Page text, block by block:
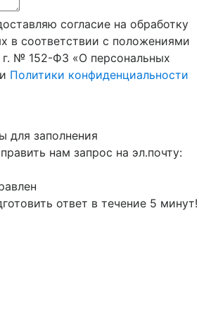
согласие на обработку
в соответствии с положениями
г. № 152-ФЗ «О персональных
Политики конфиденциальности
для заполнения
нам запрос на эл.почту:
ответ в течение 5 минут!